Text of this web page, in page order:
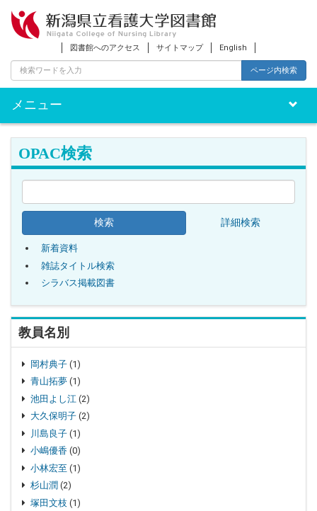
図書館へのアクセス サイトマップ English
ページ内検索
Toggle
メニュー
OPAC検索
詳細検索
新着資料
雑誌タイトル検索
シラバス掲載図書
教員名別
岡村典子(1)
青山拓夢(1)
池田よし江 (2)
大久保明子(2)
川島良子(1)
小嶋優香 (0)
小林宏至 (1)
杉山潤 (2)
塚田文枝(1)